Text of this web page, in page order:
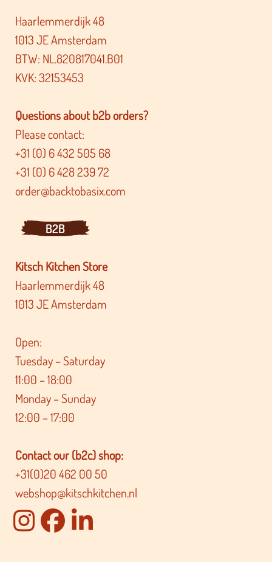
Haarlemmerdijk 48
1013 JE Amsterdam
BTW: NL.820817041.B01
KVK: 32153453
Questions about b2b orders?
Please contact:
+31 (0) 6 432 505 68
+31 (0) 6 428 239 72
order@backtobasix.com
B2B
Kitsch Kitchen Store
Haarlemmerdijk 48
1013 JE Amsterdam
Open:
Tuesday – Saturday
11:00 – 18:00
Monday – Sunday
12:00 – 17:00
Contact our (b2c) shop:
+31(0)20 462 00 50
webshop@kitschkitchen.nl